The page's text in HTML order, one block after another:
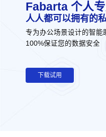
Fabarta 个人
人人都可以拥有的
专为办公场景设计的智能
100%保证您的数据安全
下载试用